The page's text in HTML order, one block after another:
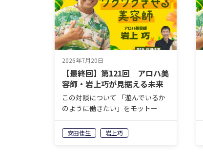
2026年7月20日
【最終回】第121回 アロハ美
容師・岩上巧が見据える未来
この対談について 「遊んでいるか
のように働きたい」をモットー
ロハ美容師”こと岩上巧さん。自身
が経営するヘアサロン
安田佳生 岩上巧